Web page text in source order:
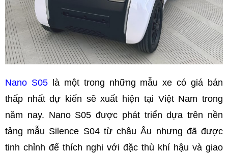
Nano S05là một trong những mẫu xe có giá bán
thấp nhất dự kiến sẽ xuất hiện tại Việt Nam trong
năm nay. Nano S05 được phát triển dựa trên nền
tảng mẫu Silence S04 từ châu Âu nhưng đã được
tinh chỉnh để thích nghi với đặc thù khí hậu và giao